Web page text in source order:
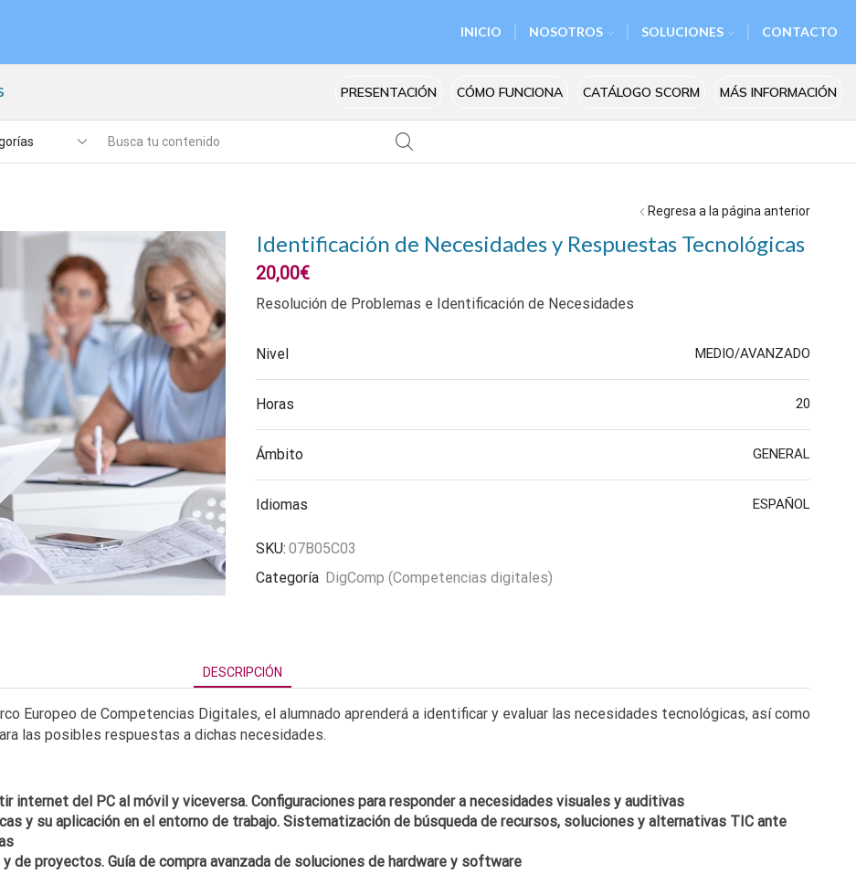
INICIO NOSOTROS SOLUCIONES CONTACTO
PRESENTACIÓN CÓMO FUNCIONA CATÁLOGO SCORM MÁS INFORMACIÓN
Regresa a la página anterior
Identificación de Necesidades y Respuestas Tecnológicas
20,00€
Resolución de Problemas e Identificación de Necesidades
Nivel MEDIO/AVANZADO
Horas 20
Ámbito GENERAL
Idiomas ESPAÑOL
SKU: 07B05C03
Categoría DigComp (Competencias digitales)
DESCRIPCIÓN
Europeo de Competencias Digitales, el alumnado aprenderá a identificar y evaluar las necesidades tecnológicas, así como
las posibles respuestas a dichas necesidades.
internet del PC al móvil y viceversa. Configuraciones para responder a necesidades visuales y auditivas
y su aplicación en el entorno de trabajo. Sistematización de búsqueda de recursos, soluciones y alternativas TIC ante
de proyectos. Guía de compra avanzada de soluciones de hardware y software